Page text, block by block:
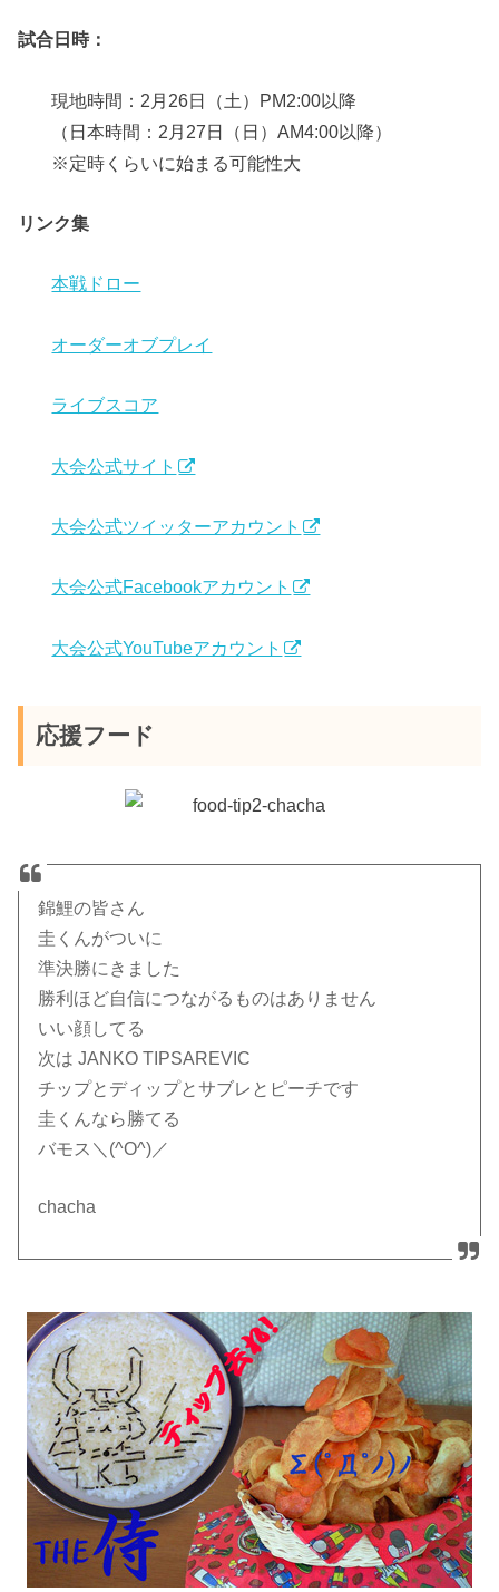
試合日時：
現地時間：2月26日（土）PM2:00以降
（日本時間：2月27日（日）AM4:00以降）
※定時くらいに始まる可能性大
リンク集
本戦ドロー
オーダーオブプレイ
ライブスコア
大会公式サイト
大会公式ツイッターアカウント
大会公式Facebookアカウント
大会公式YouTubeアカウント
応援フード
錦鯉の皆さん
圭くんがついに
準決勝にきました
勝利ほど自信につながるものはありません
いい顔してる
次は JANKO TIPSAREVIC
チップとディップとサブレとピーチです
圭くんなら勝てる
バモス＼(^O^)／
chacha